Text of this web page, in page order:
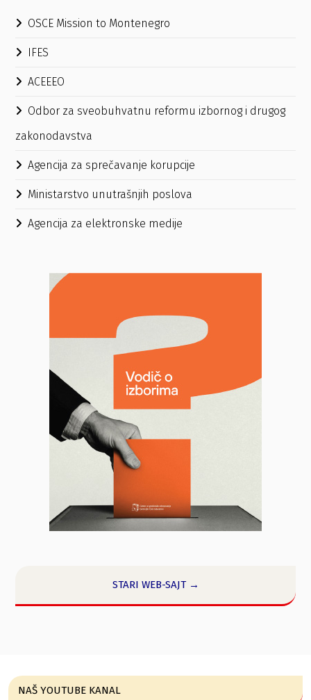
OSCE Mission to Montenegro
IFES
ACEEEO
Odbor za sveobuhvatnu reformu izbornog i drugog
zakonodavstva
Agencija za sprečavanje korupcije
Ministarstvo unutrašnjih poslova
Agencija za elektronske medije
STARI WEB-SAJT →
NAŠ YOUTUBE KANAL